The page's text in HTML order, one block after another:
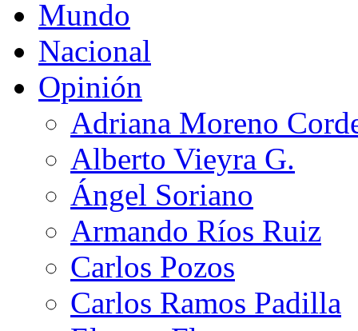
Mundo
Nacional
Opinión
Adriana Moreno
Alberto Vieyra G.
Ángel Soriano
Armando Ríos Ruiz
Carlos Pozos
Carlos Ramos Padilla